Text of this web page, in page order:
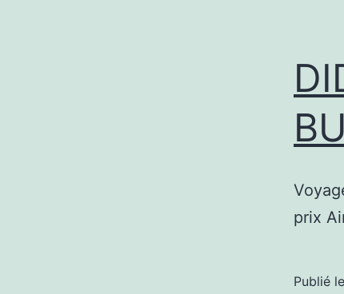
prix
Publié le